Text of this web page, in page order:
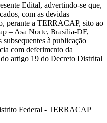
Edital, advertindo-se que,
com as devidas
perante a TERRACAP, sito ao
– Asa Norte, Brasília-DF,
à publicação
com deferimento da
artigo 19 do Decreto Distrital
Federal - TERRACAP